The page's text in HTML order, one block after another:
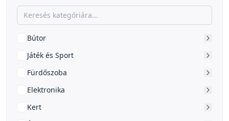
Bútor
Játék és Sport
Fürdőszoba
Elektronika
Kert